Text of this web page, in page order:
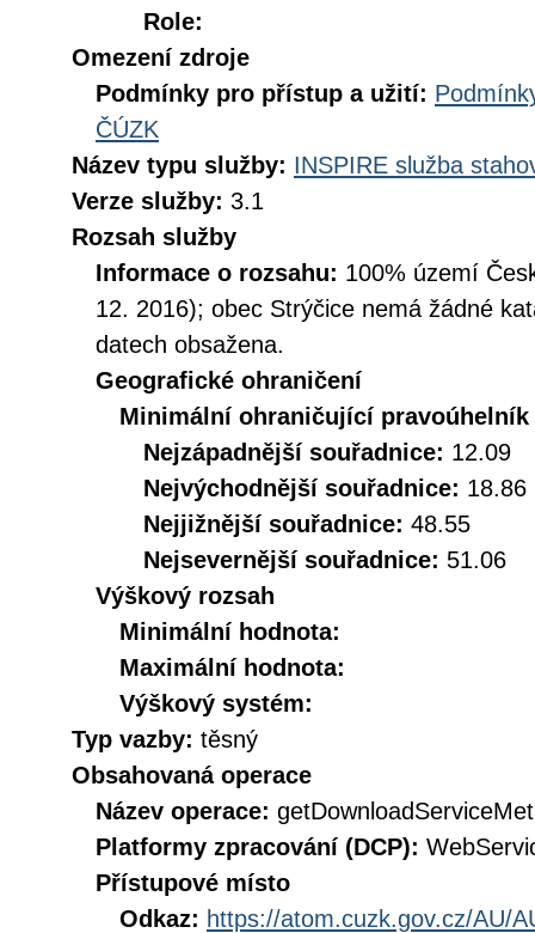
Role:
Omezení zdroje
Podmínky pro přístup a užití:
ČÚZK
Název typu služby: INSPIRE služba
Verze služby: 3.1
Rozsah služby
Informace o rozsahu: 100% území
12. 2016); obec Strýčice nemá žádné
datech obsažena.
Geografické ohraničení
Minimální ohraničující pravoúhelník
Nejzápadnější souřadnice: 12.09
Nejvýchodnější souřadnice: 18.86
Nejjižnější souřadnice: 48.55
Nejsevernější souřadnice: 51.06
Výškový rozsah
Minimální hodnota:
Maximální hodnota:
Výškový systém:
Typ vazby: těsný
Obsahovaná operace
Název operace:
Platformy zpracování (DCP):
Přístupové místo
Odkaz: https://atom.cuzk.gov.cz/AU/